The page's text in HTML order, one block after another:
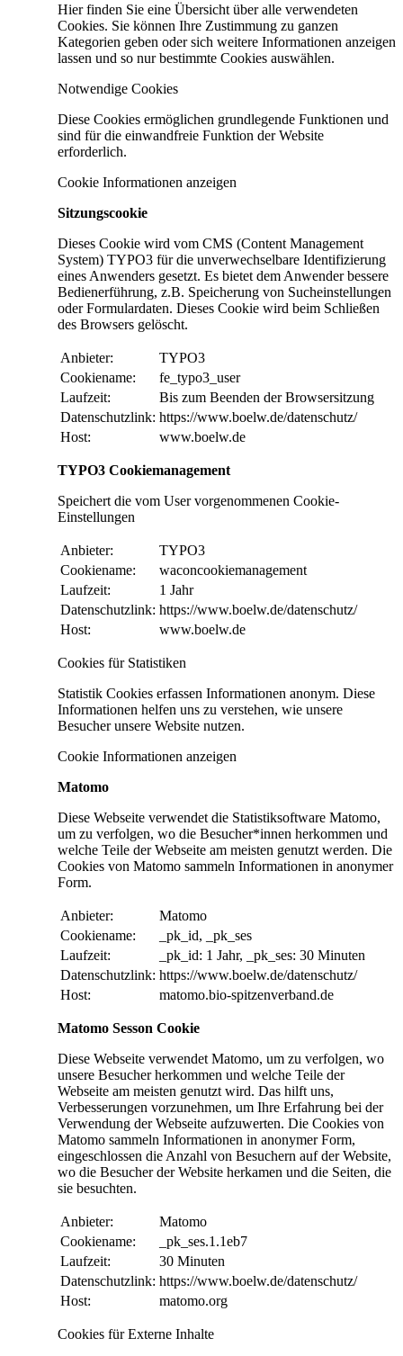
Hier finden Sie eine Übersicht über alle verwendeten
Cookies. Sie können Ihre Zustimmung zu ganzen
Kategorien geben oder sich weitere Informationen anzeigen
lassen und so nur bestimmte Cookies auswählen.
Notwendige Cookies
Diese Cookies ermöglichen grundlegende Funktionen und
sind für die einwandfreie Funktion der Website
erforderlich.
Cookie Informationen anzeigen
Sitzungscookie
Dieses Cookie wird vom CMS (Content Management
System) TYPO3 für die unverwechselbare Identifizierung
eines Anwenders gesetzt. Es bietet dem Anwender bessere
Bedienerführung, z.B. Speicherung von Sucheinstellungen
oder Formulardaten. Dieses Cookie wird beim Schließen
des Browsers gelöscht.
Anbieter:
TYPO3
Cookiename:
fe_typo3_user
Laufzeit:
Bis zum Beenden der Browsersitzung
Datenschutzlink: https://www.boelw.de/datenschutz/
Host:
www.boelw.de
TYPO3 Cookiemanagement
Speichert die vom User vorgenommenen Cookie-
Einstellungen
Anbieter:
TYPO3
Cookiename:
waconcookiemanagement
Laufzeit:
1 Jahr
Datenschutzlink: https://www.boelw.de/datenschutz/
Host:
www.boelw.de
Cookies für Statistiken
Statistik Cookies erfassen Informationen anonym. Diese
Informationen helfen uns zu verstehen, wie unsere
Besucher unsere Website nutzen.
Cookie Informationen anzeigen
Matomo
Diese Webseite verwendet die Statistiksoftware Matomo,
um zu verfolgen, wo die Besucher*innen herkommen und
welche Teile der Webseite am meisten genutzt werden. Die
Cookies von Matomo sammeln Informationen in anonymer
Form.
Anbieter:
Matomo
Cookiename:
_pk_id, _pk_ses
Laufzeit:
_pk_id: 1 Jahr, _pk_ses: 30 Minuten
Datenschutzlink: https://www.boelw.de/datenschutz/
Host:
matomo.bio-spitzenverband.de
Matomo Sesson Cookie
Diese Webseite verwendet Matomo, um zu verfolgen, wo
unsere Besucher herkommen und welche Teile der
Webseite am meisten genutzt wird. Das hilft uns,
Verbesserungen vorzunehmen, um Ihre Erfahrung bei der
Verwendung der Webseite aufzuwerten. Die Cookies von
Matomo sammeln Informationen in anonymer Form,
eingeschlossen die Anzahl von Besuchern auf der Website,
wo die Besucher der Website herkamen und die Seiten, die
sie besuchten.
Anbieter:
Matomo
Cookiename:
_pk_ses.1.1eb7
Laufzeit:
30 Minuten
Datenschutzlink: https://www.boelw.de/datenschutz/
Host:
matomo.org
Cookies für Externe Inhalte